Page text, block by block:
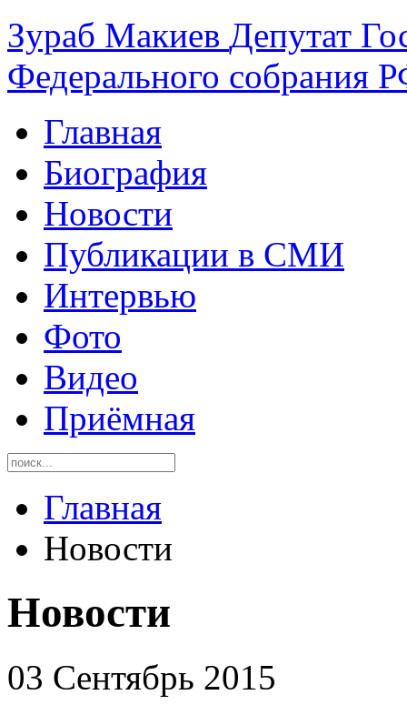
Зураб Макиев Депутат
Федерального собрания
Главная
Биография
Новости
Публикации в СМИ
Интервью
Фото
Видео
Приёмная
Главная
Новости
Новости
03 Сентябрь 2015